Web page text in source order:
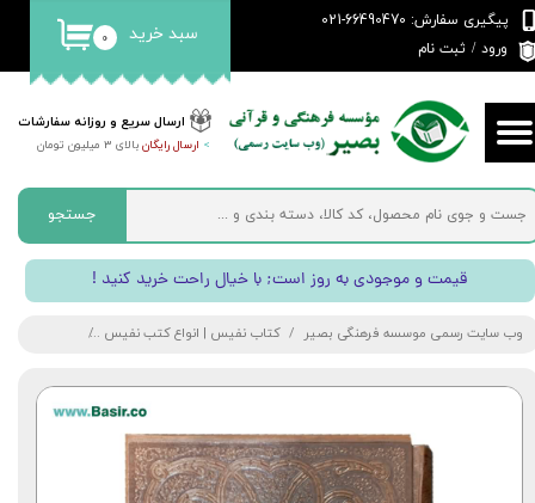
ارسال سریع و روزانه سفارشات
> ارسال رایگانبالای 3 میلیون تومان
پیگیری سفارش: 66490470-021
ورود / ثبت نام
حساب کاربری من
تغییر گذر واژه
سفارشات
خروج از حساب کاربری
۰ سبد خرید
جستجو
! قیمت و موجودی به روز است; با خیال راحت خرید کنید
وب سایت رسمی موسسه فرهنگی بصیر کتاب نفیس | انواع کتب نفیس